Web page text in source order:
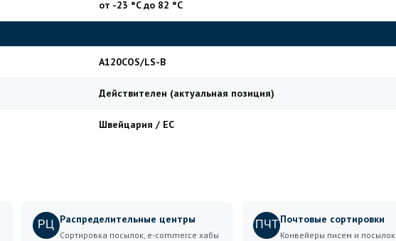
от -23 °C до 82 °C
A120COS/LS-B
Действителен (актуальная позиция)
Швейцария / ЕС
РЦ Распределительные центры
Сортировка посылок, e-commerce хабы
ПЧТПочтовые сортировки
Конвейеры писем и посылок